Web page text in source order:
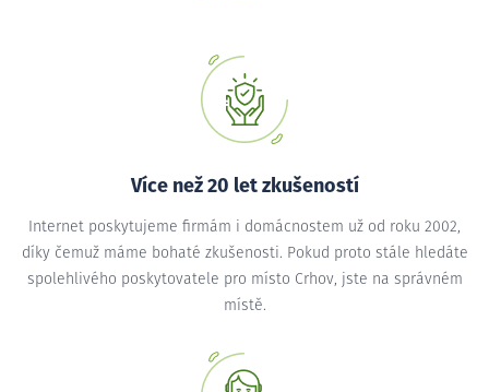
Více než 20 let zkušeností
Internet poskytujeme firmám i domácnostem už od roku 2002,
díky čemuž máme bohaté zkušenosti. Pokud proto stále hledáte
spolehlivého poskytovatele pro místo Crhov, jste na správném
místě.